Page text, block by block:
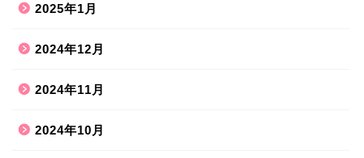
2025年1月
2024年12月
2024年11月
2024年10月